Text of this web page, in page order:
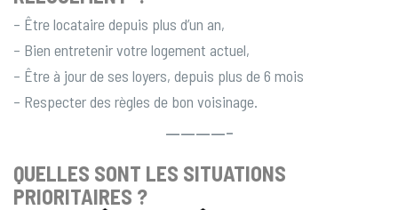
– Être locataire depuis plus d’un an,
– Bien entretenir votre logement actuel,
– Être à jour de ses loyers, depuis plus de 6 mois
– Respecter des règles de bon voisinage.
————-
QUELLES SONT LES SITUATIONS
PRIORITAIRES ?